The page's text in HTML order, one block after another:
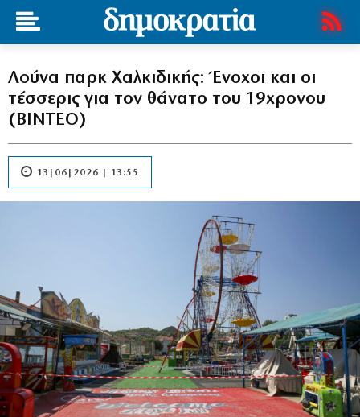
Λούνα παρκ Χαλκιδικής: Ένοχοι και οι
τέσσερις για τον θάνατο του 19χρονου
(ΒΙΝΤΕΟ)
13|06|2026 | 13:55